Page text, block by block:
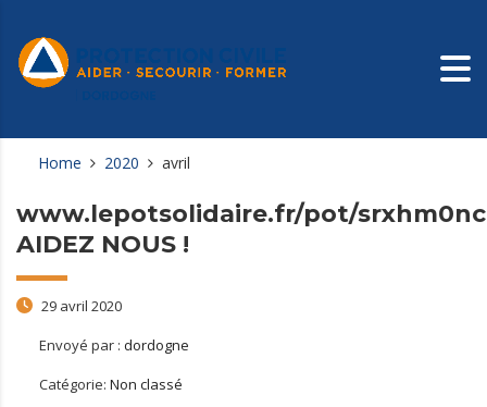
Home 2020 avril
www.lepotsolidaire.fr/pot/srxhm0nc
AIDEZ NOUS !
29 avril 2020
Envoyé par : dordogne
Catégorie: Non classé